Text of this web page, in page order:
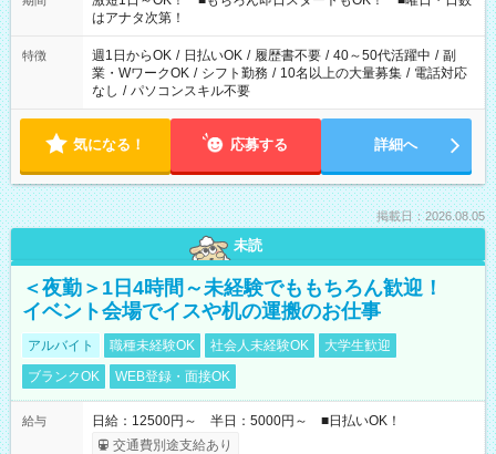
はアナタ次第！
特徴 週1日からOK / 日払いOK / 履歴書不要 / 40～50代活躍中 / 副
業・WワークOK / シフト勤務 / 10名以上の大量募集 / 電話対応
なし / パソコンスキル不要
気になる！ 応募する 詳細へ
掲載日：2026.08.05
未読
＜夜勤＞1日4時間～未経験でももちろん歓迎！
イベント会場でイスや机の運搬のお仕事
アルバイト 職種未経験OK 社会人未経験OK
大学生歓迎
ブランクOK
WEB登録・面接OK
給与
日給：12500円～ 半日：5000円～ ■日払いOK！
交通費別途支給あり